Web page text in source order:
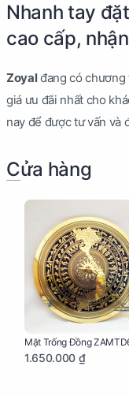
Nhanh tay
cao cấp,
Zoyalđang có chương
giá ưu đãi nhất cho
nay để được tư vấn và
Cửa hàng
Mặt Trống Đồng
1.650.000 ₫